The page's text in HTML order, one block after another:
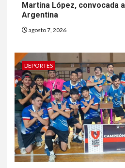
Martina López, convocada
Argentina
agosto 7, 2026
DEPORTES